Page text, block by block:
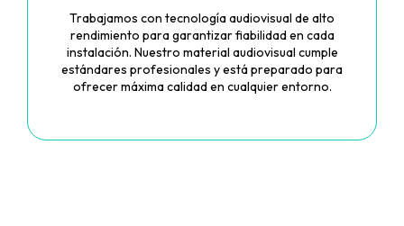
Trabajamos con tecnología audiovisual de alto
rendimiento para garantizar fiabilidad en cada
instalación. Nuestro material audiovisual cumple
estándares profesionales y está preparado para
ofrecer máxima calidad en cualquier entorno.